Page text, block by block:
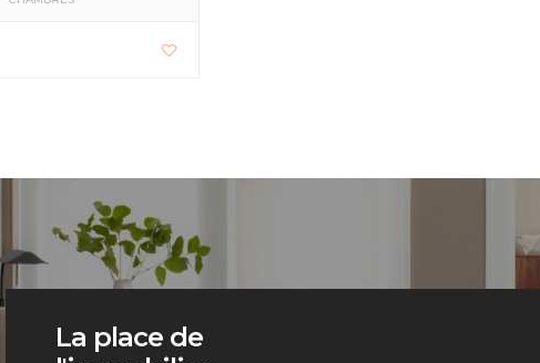
La place de